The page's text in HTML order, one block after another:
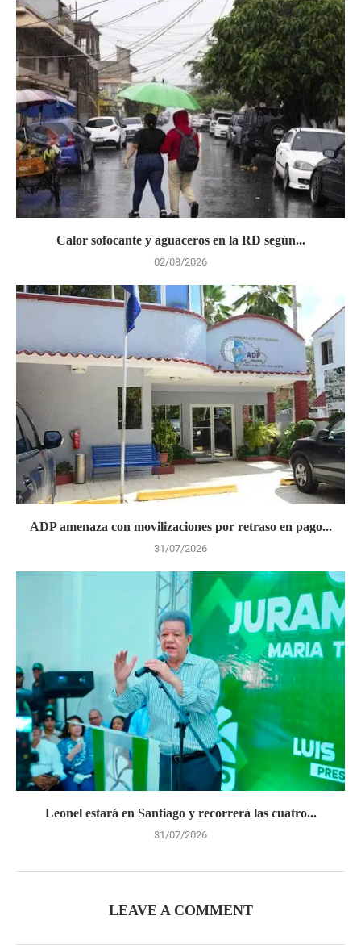
Calor sofocante y aguaceros en la RD según...
02/08/2026
ADP amenaza con movilizaciones por retraso en pago...
31/07/2026
Leonel estará en Santiago y recorrerá las cuatro...
31/07/2026
LEAVE A COMMENT